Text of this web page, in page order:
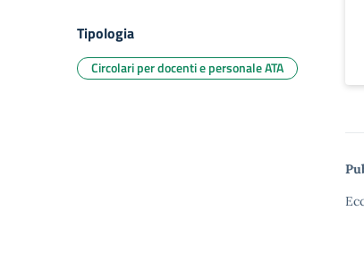
Tipologia
Circolari per docenti e personale ATA